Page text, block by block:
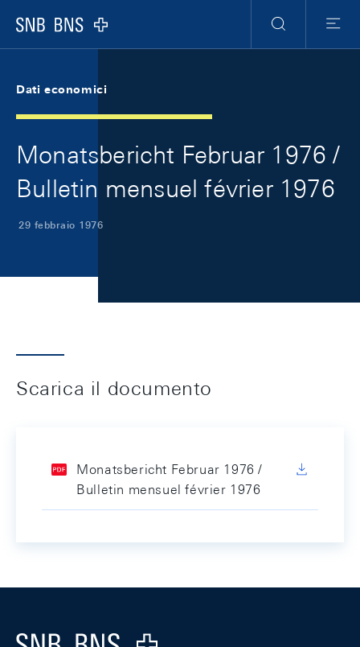
Logo
Ricerca
Menu
Dati economici
Monatsbericht Februar 1976 /
Bulletin mensuel février 1976
29 febbraio 1976
Scarica il documento
Monatsbericht Februar 1976 /
Bulletin mensuel février 1976
Logo